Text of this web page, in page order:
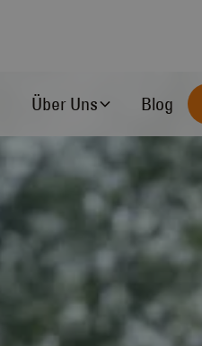
Über Uns Blog